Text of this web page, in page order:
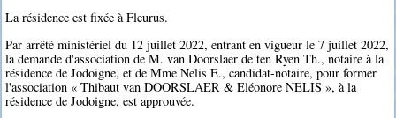
La résidence est fixée à Fleurus.
Par arrêté ministériel du 12 juillet 2022, entrant en vigueur le 7 juillet 2022,
la demande d'association de M. van Doorslaer de ten Ryen Th., notaire à la
résidence de Jodoigne, et de Mme Nelis E., candidat-notaire, pour former
l'association « Thibaut van DOORSLAER & Eléonore NELIS », à la
résidence de Jodoigne, est approuvée.